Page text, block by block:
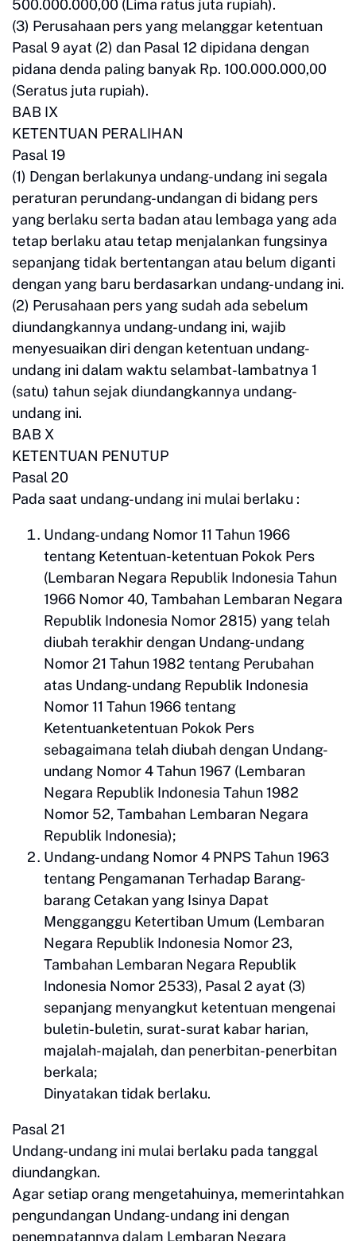
500.000.000,00 (Lima ratus juta rupiah).
(3) Perusahaan pers yang melanggar ketentuan
Pasal 9 ayat (2) dan Pasal 12 dipidana dengan
pidana denda paling banyak Rp. 100.000.000,00
(Seratus juta rupiah).
BAB IX
KETENTUAN PERALIHAN
Pasal 19
(1) Dengan berlakunya undang-undang ini segala
peraturan perundang-undangan di bidang pers
yang berlaku serta badan atau lembaga yang ada
tetap berlaku atau tetap menjalankan fungsinya
sepanjang tidak bertentangan atau belum diganti
dengan yang baru berdasarkan undang-undang ini.
(2) Perusahaan pers yang sudah ada sebelum
diundangkannya undang-undang ini, wajib
menyesuaikan diri dengan ketentuan undang-
undang ini dalam waktu selambat-lambatnya 1
(satu) tahun sejak diundangkannya undang-
undang ini.
BAB X
KETENTUAN PENUTUP
Pasal 20
Pada saat undang-undang ini mulai berlaku :
Undang-undang Nomor 11 Tahun 1966
tentang Ketentuan-ketentuan Pokok Pers
(Lembaran Negara Republik Indonesia Tahun
1966 Nomor 40, Tambahan Lembaran Negara
Republik Indonesia Nomor 2815) yang telah
diubah terakhir dengan Undang-undang
Nomor 21 Tahun 1982 tentang Perubahan
atas Undang-undang Republik Indonesia
Nomor 11 Tahun 1966 tentang
Ketentuanketentuan Pokok Pers
sebagaimana telah diubah dengan Undang-
undang Nomor 4 Tahun 1967 (Lembaran
Negara Republik Indonesia Tahun 1982
Nomor 52, Tambahan Lembaran Negara
Republik Indonesia);
Undang-undang Nomor 4 PNPS Tahun 1963
tentang Pengamanan Terhadap Barang-
barang Cetakan yang Isinya Dapat
Mengganggu Ketertiban Umum (Lembaran
Negara Republik Indonesia Nomor 23,
Tambahan Lembaran Negara Republik
Indonesia Nomor 2533), Pasal 2 ayat (3)
sepanjang menyangkut ketentuan mengenai
buletin-buletin, surat-surat kabar harian,
majalah-majalah, dan penerbitan-penerbitan
berkala;
Dinyatakan tidak berlaku.
Pasal 21
Undang-undang ini mulai berlaku pada tanggal
diundangkan.
Agar setiap orang mengetahuinya, memerintahkan
pengundangan Undang-undang ini dengan
penempatannya dalam Lembaran Negara